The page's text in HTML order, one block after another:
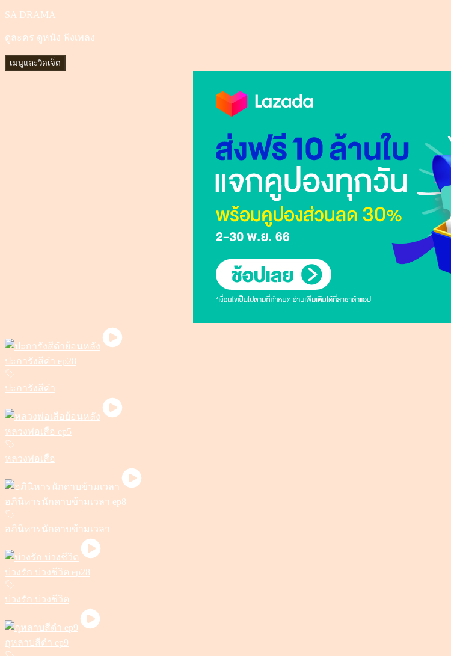
ข้าม
ยัง
เนื้อหา
SA DRAMA
ดูละคร ดูหนัง ฟังเพลง
เมนูและวิดเจ็ต
ปะการังสีดำ ep28
ปะการังสีดำ
หลวงพ่อเสือ ep5
หลวงพ่อเสือ
อภินิหารนักดาบข้ามเวลา ep8
อภินิหารนักดาบข้ามเวลา
บ่วงรัก บ่วงชีวิต ep28
บ่วงรัก บ่วงชีวิต
กุหลาบสีดำ ep9